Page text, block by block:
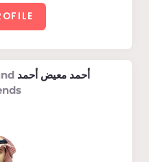
أحمد معيض أحمد